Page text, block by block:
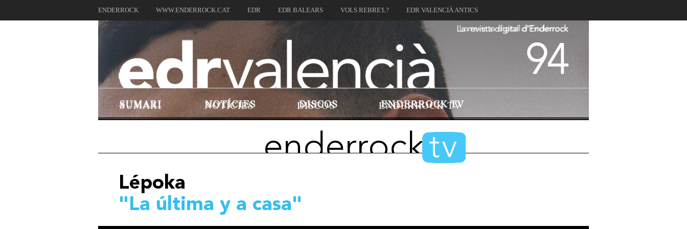
ENDERROCK WWW.ENDERROCK.CAT EDR EDR BALEARS VOLS REBRE'L? EDR VALENCIÀ ANTICS
La revista digital d'Enderrock
94
SUMARI NOTÍCIES DISCOS ENDERROCK TV
enderrocktv
Lépoka
"La última y a casa"